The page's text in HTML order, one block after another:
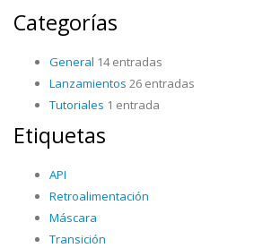
Categorías
General 14 entradas
Lanzamientos 26 entradas
Tutoriales 1 entrada
Etiquetas
API
Retroalimentación
Máscara
Transición